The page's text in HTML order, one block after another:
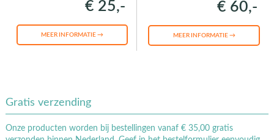
€ 25,-
MEER INFORMATIE →
€ 60,-
MEER INFORMATIE →
Gratis verzending
Onze producten worden bij bestellingen vanaf € 35,00 gratis